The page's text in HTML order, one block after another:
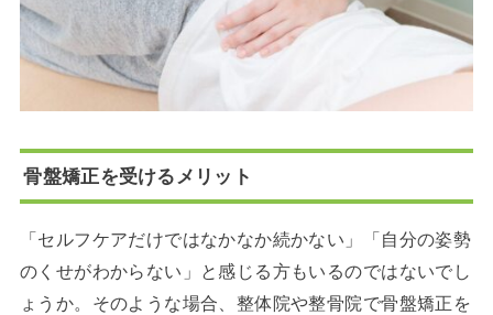
骨盤矯正を受けるメリット
「セルフケアだけではなかなか続かない」「自分の姿勢
のくせがわからない」と感じる方もいるのではないでし
ょうか。そのような場合、整体院や整骨院で骨盤矯正を